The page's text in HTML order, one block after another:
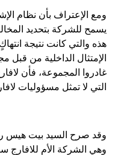
ومع الإعتراف بأن نظام
يسمح للشركة بتحديد
هذه والتي كانت نتيجة
الإمتثال الداخلية من قبل
غادروا المجموعة، فأن
التي لا تمثل مسؤوليات
وقد صرح السيد بيت هيس
وهي الشركة الأم للافارج